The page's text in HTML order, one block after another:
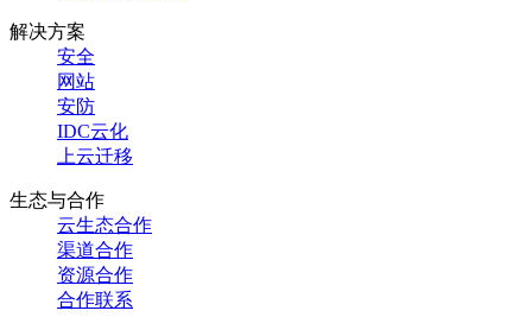
解决方案
安全
网站
安防
IDC云化
上云迁移
生态与合作
云生态合作
渠道合作
资源合作
合作联系